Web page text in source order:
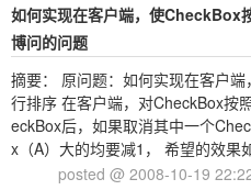
如何实现在客户端，使CheckBox
博问的问题
摘要： 原问题：如何实现在客户
行排序 在客户端，对CheckBox按
eckBox后，如果取消其中一个
x（A）大的均要减1， 希望的效果
posted @ 2008-10-19